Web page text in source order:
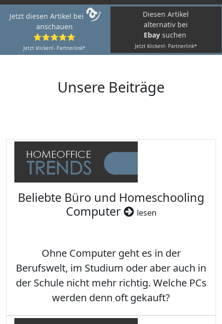
Jetzt diesen Artikel bei
anschauen
⭐⭐⭐⭐⭐
Jetzt klicken!- Partnerlink*
Diesen Artikel
alternativ bei
Ebay suchen
Jetzt klicken!- Partnerlink*
Unsere Beiträge
Beliebte Büro und Homeschooling
Computer
lesen
Ohne Computer geht es in der
Berufswelt, im Studium oder aber auch in
der Schule nicht mehr richtig. Welche PCs
werden denn oft gekauft?